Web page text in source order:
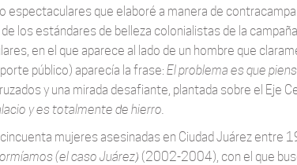
espectaculares que elaboré a manera de
los estándares de belleza colonialistas de la
en el que aparece al lado de un hombre que
público) aparecía la frase: El problema es que
y una mirada desafiante, plantada sobre el Eje
y es totalmente de hierro.
cincuenta mujeres asesinadas en Ciudad Juárez
(el caso Juárez) (2002-2004), con el que